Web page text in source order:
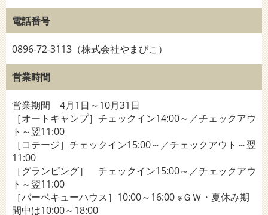
電話番号
0896-72-3113（株式会社やまびこ）
営業時間
営業期間 4月1日～10月31日
［オートキャンプ］チェックイン14:00～／チェックアウ
ト～翌11:00
［コテージ］チェックイン15:00～／チェックアウト～翌
11:00
［グランピング］ チェックイン15:00～／チェックアウ
ト～翌11:00
［バーベキューハウス］10:00～16:00 ※ＧＷ・夏休み期
間中は10:00～18:00